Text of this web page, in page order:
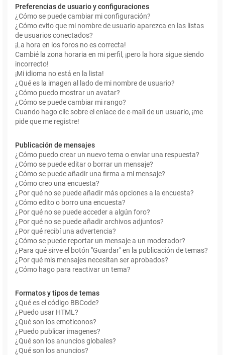
Preferencias de usuario y configuraciones
¿Cómo se puede cambiar mi configuración?
¿Cómo evito que mi nombre de usuario aparezca en las listas
de usuarios conectados?
¡La hora en los foros no es correcta!
Cambié la zona horaria en mi perfil, ¡pero la hora sigue siendo
incorrecto!
¡Mi idioma no está en la lista!
¿Qué es la imagen al lado de mi nombre de usuario?
¿Cómo puedo mostrar un avatar?
¿Cómo se puede cambiar mi rango?
Cuando hago clic sobre el enlace de e-mail de un usuario, ¡me
pide que me registre!
Publicación de mensajes
¿Cómo puedo crear un nuevo tema o enviar una respuesta?
¿Cómo se puede editar o borrar un mensaje?
¿Cómo se puede añadir una firma a mi mensaje?
¿Cómo creo una encuesta?
¿Por qué no se puede añadir más opciones a la encuesta?
¿Cómo edito o borro una encuesta?
¿Por qué no se puede acceder a algún foro?
¿Por qué no se puede añadir archivos adjuntos?
¿Por qué recibí una advertencia?
¿Cómo se puede reportar un mensaje a un moderador?
¿Para qué sirve el botón "Guardar" en la publicación de temas?
¿Por qué mis mensajes necesitan ser aprobados?
¿Cómo hago para reactivar un tema?
Formatos y tipos de temas
¿Qué es el código BBCode?
¿Puedo usar HTML?
¿Qué son los emoticonos?
¿Puedo publicar imagenes?
¿Qué son los anuncios globales?
¿Qué son los anuncios?